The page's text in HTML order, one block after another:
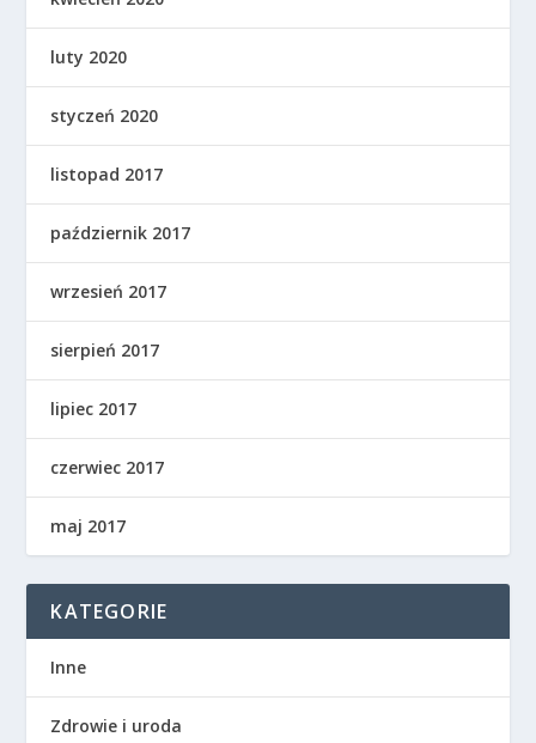
luty 2020
styczeń 2020
listopad 2017
październik 2017
wrzesień 2017
sierpień 2017
lipiec 2017
czerwiec 2017
maj 2017
KATEGORIE
Inne
Zdrowie i uroda